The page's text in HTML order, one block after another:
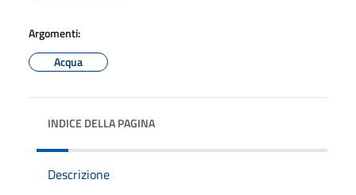
Argomenti:
Acqua
INDICE DELLA PAGINA
Descrizione